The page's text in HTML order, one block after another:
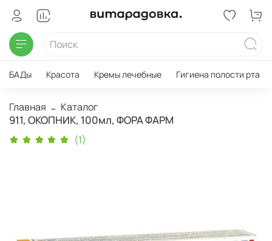
БАДы Красота Кремы лечебные Гигиена полости рта
Главная Каталог
911, ОКОПНИК, 100мл, ФОРА ФАРМ
(1)